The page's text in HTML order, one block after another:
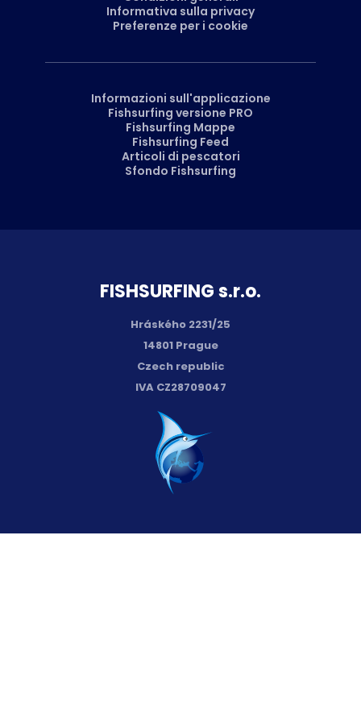
FISH­SURFING s.r.o.
Hráského 2231/25
14801 Prague
Czech republic
IVA CZ28709047
Informativa sulla privacy
Preferenze per i cookie
Informazioni sull'applicazione
Fishsurfing versione PRO
Fishsurfing Mappe
Fishsurfing Feed
Articoli di pescatori
Sfondo Fishsurfing